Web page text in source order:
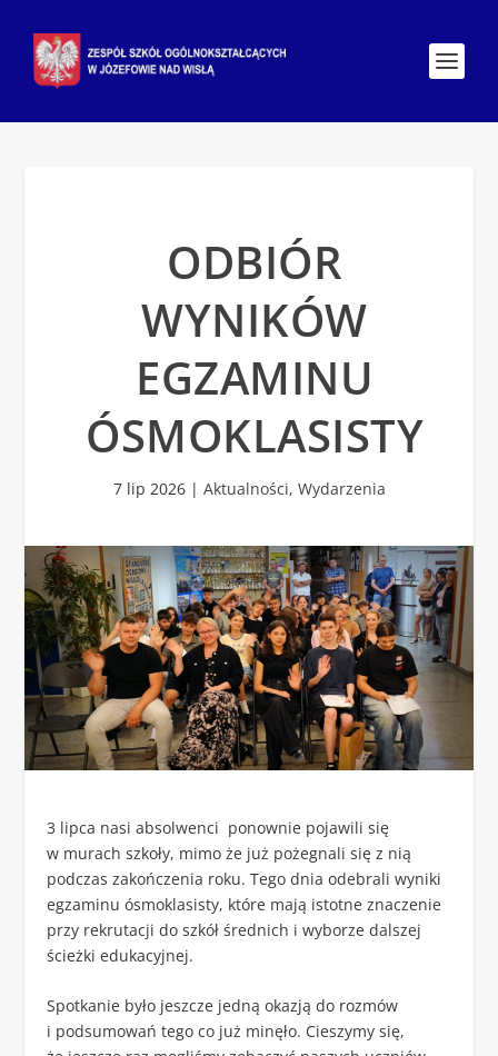
ODBIÓR
WYNIKÓW
EGZAMINU
ÓSMOKLASISTY
7 lip 2026| Aktualności, Wydarzenia
3 lipca nasi absolwenci ponownie pojawili się
w murach szkoły, mimo że już pożegnali się z nią
podczas zakończenia roku. Tego dnia odebrali wyniki
egzaminu ósmoklasisty, które mają istotne znaczenie
przy rekrutacji do szkół średnich i wyborze dalszej
ścieżki edukacyjnej.
Spotkanie było jeszcze jedną okazją do rozmów
i podsumowań tego co już minęło. Cieszymy się,